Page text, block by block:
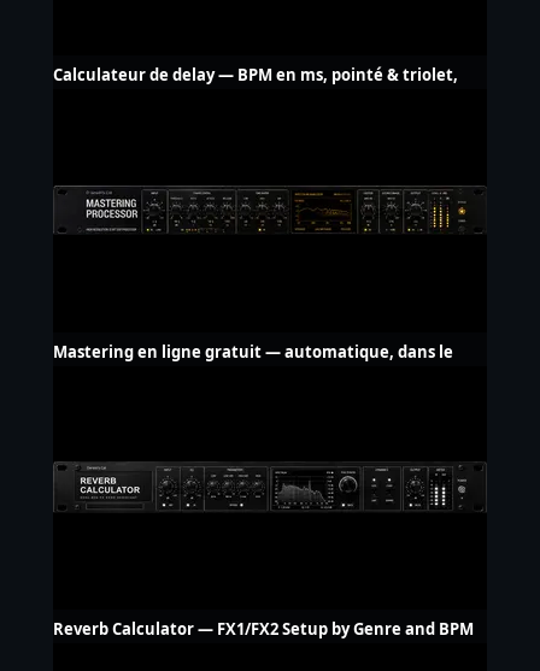
Calculateur de delay — BPM en ms, pointé & triolet,
Mastering en ligne gratuit — automatique, dans le
Reverb Calculator — FX1/FX2 Setup by Genre and BPM